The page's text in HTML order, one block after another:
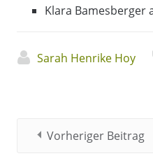
Klara Bamesberger
Sarah Henrike Hoy
Vorheriger Beitrag